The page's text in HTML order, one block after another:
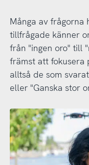
Många av frågorna
tillfrågade känner
från "ingen oro" till
främst att fokusera
alltså de som
eller "Ganska stor